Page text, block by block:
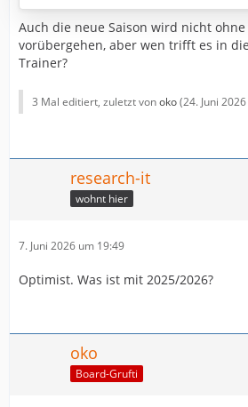
Auch die neue Saison wird nicht
vorübergehen, aber wen trifft es in
Trainer?
3 Mal editiert, zuletzt vonoko(24. Juni
research-it
wohnt hier
7. Juni 2026 um 19:49
Optimist. Was ist mit 2025/2026?
oko
Board-Grufti